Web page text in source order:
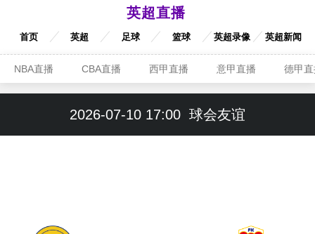
英超直播
首页 英超 足球 篮球 英超录像 英超新闻
NBA直播 CBA直播 西甲直播 意甲直播 德甲
2026-07-10 17:00 球会友谊